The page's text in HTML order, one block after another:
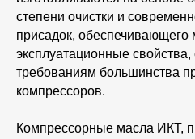
степени очистки и
присадок,
эксплуатационные
требованиям большинства
компрессоров.
Компрессорные масла ИКТ,